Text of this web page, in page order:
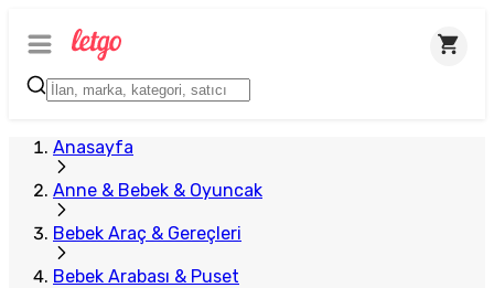
Anasayfa
Anne & Bebek & Oyuncak
Bebek Araç & Gereçleri
Bebek Arabası & Puset
Plus Satıcı